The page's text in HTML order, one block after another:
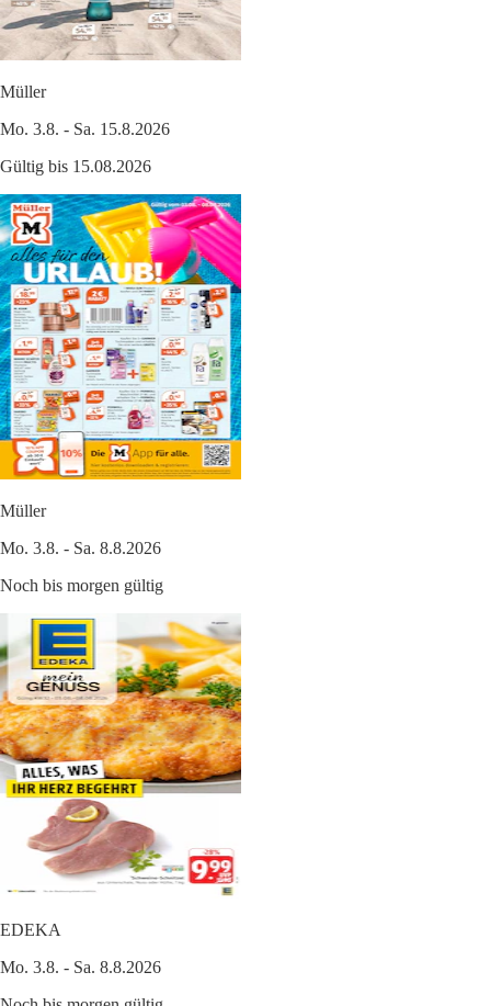
Müller
Mo. 3.8. - Sa. 15.8.2026
Gültig bis 15.08.2026
Müller
Mo. 3.8. - Sa. 8.8.2026
Noch bis morgen gültig
EDEKA
Mo. 3.8. - Sa. 8.8.2026